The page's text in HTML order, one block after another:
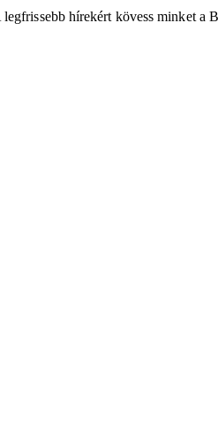
legfrissebb hírekért kövess minket a